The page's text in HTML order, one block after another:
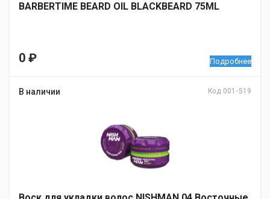
BARBERTIME BEARD OIL BLACKBEARD 75ML
0 ₽ Подробнее
В наличии Код 001-519